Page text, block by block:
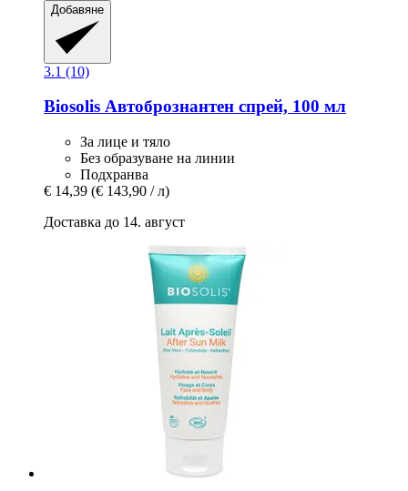
Добавяне
3.1 (10)
Biosolis Автобрознантен спрей, 100 мл
За лице и тяло
Без образуване на линии
Подхранва
€ 14,39 (€ 143,90 / л)
Доставка до 14. август